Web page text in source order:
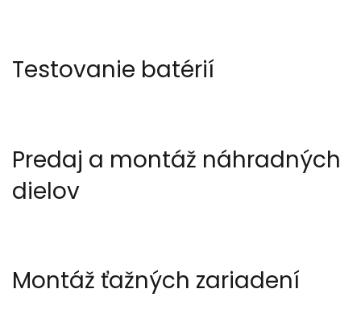
Testovanie batérií
Predaj a montáž náhradných
dielov
Montáž ťažných zariadení